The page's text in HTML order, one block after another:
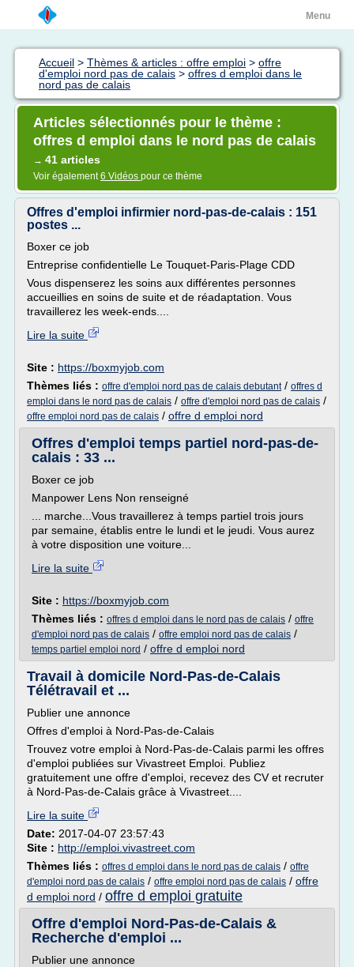
Menu
Accueil > Thèmes & articles : offre emploi > offre
d'emploi nord pas de calais > offres d emploi dans le
nord pas de calais
Articles sélectionnés pour le thème :
offres d emploi dans le nord pas de calais
→ 41 articles
Voir également6 Vidéos pour ce thème
Offres d'emploi infirmier nord-pas-de-calais : 151
postes ...
Boxer ce job
Entreprise confidentielle Le Touquet-Paris-Plage CDD
Vous dispenserez les soins aux différentes personnes
accueillies en soins de suite et de réadaptation. Vous
travaillerez les week-ends....
Lire la suite
Site : https://boxmyjob.com
Thèmes liés : offre d'emploi nord pas de calais debutant/ offres d
emploi dans le nord pas de calais / offre d'emploi nord pas de calais /
offre emploi nord pas de calais / offre d emploi nord
Offres d'emploi temps partiel nord-pas-de-
calais : 33 ...
Boxer ce job
Manpower Lens Non renseigné
... marche...Vous travaillerez à temps partiel trois jours
par semaine, établis entre le lundi et le jeudi. Vous aurez
à votre disposition une voiture...
Lire la suite
Site : https://boxmyjob.com
Thèmes liés : offres d emploi dans le nord pas de calais / offre
d'emploi nord pas de calais / offre emploi nord pas de calais /
temps partiel emploi nord / offre d emploi nord
Travail à domicile Nord-Pas-de-Calais
Télétravail et ...
Publier une annonce
Offres d'emploi à Nord-Pas-de-Calais
Trouvez votre emploi à Nord-Pas-de-Calais parmi les offres
d'emploi publiées sur Vivastreet Emploi. Publiez
gratuitement une offre d'emploi, recevez des CV et recruter
à Nord-Pas-de-Calais grâce à Vivastreet....
Lire la suite
Date: 2017-04-07 23:57:43
Site : http://emploi.vivastreet.com
Thèmes liés : offres d emploi dans le nord pas de calais / offre
d'emploi nord pas de calais / offre emploi nord pas de calais / offre
d emploi nord / offre d emploi gratuite
Offre d'emploi Nord-Pas-de-Calais &
Recherche d'emploi ...
Publier une annonce